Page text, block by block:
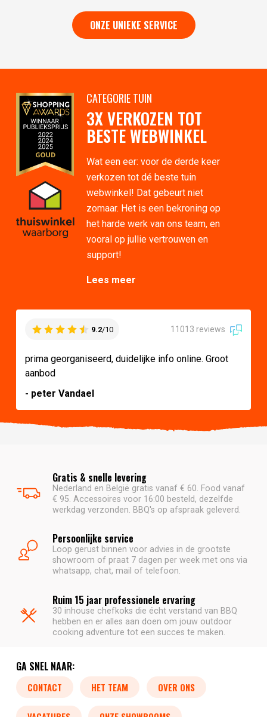
ONZE UNIEKE SERVICE
CATEGORIE TUIN
3X VERKOZEN TOT
BESTE WEBWINKEL
Wat een eer: voor de derde keer
verkozen tot dé beste tuin
webwinkel! Dat gebeurt niet
zomaar. Het is een bekroning op
het harde werk van ons team, en
vooral op jullie vertrouwen en
support!
Lees meer
9.2/10 11013 reviews
prima georganiseerd, duidelijke info online. Groot
aanbod
- peter Vandael
Gratis & snelle levering
Nederland en België gratis vanaf € 60. Food vanaf
€ 95. Accessoires voor 16:00 besteld, dezelfde
werkdag verzonden. BBQ's op afspraak geleverd.
Persoonlijke service
Loop gerust binnen voor advies in de grootste
showroom of praat 7 dagen per week met ons via
whatsapp, chat, mail of telefoon.
Ruim 15 jaar professionele ervaring
30 inhouse chefkoks die écht verstand van BBQ
hebben en er alles aan doen om jouw outdoor
cooking adventure tot een succes te maken.
GA SNEL NAAR:
CONTACT HET TEAM OVER ONS